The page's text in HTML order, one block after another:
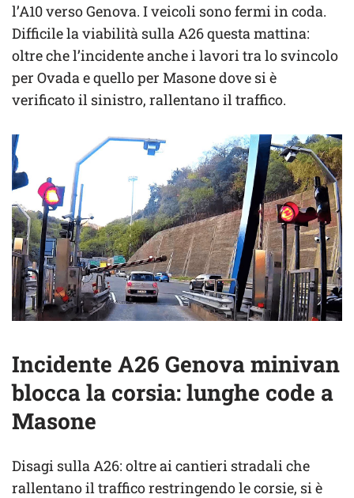
l’A10 verso Genova. I veicoli sono fermi in coda.
Difficile la viabilità sulla A26 questa mattina:
oltre che l’incidente anche i lavori tra lo svincolo
per Ovada e quello per Masone dove si è
verificato il sinistro, rallentano il traffico.
Incidente A26 Genova minivan
blocca la corsia: lunghe code a
Masone
Disagi sulla A26: oltre ai cantieri stradali che
rallentano il traffico restringendo le corsie, si è